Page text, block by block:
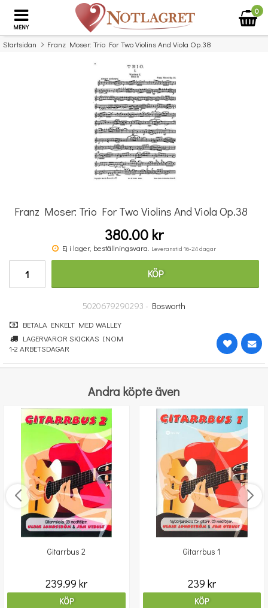
MENY
0
Startsidan Franz Moser: Trio For Two Violins And Viola Op.38
Missa inte detta...
Povel vid pianot
Franz Moser: Trio For Two Violins And Viola Op.38
380.00 kr
Ej i lager, beställningsvara. Leveranstid 16-24 dagar
KÖP
5020679290293 - Bosworth
BETALA ENKELT MED WALLEY
LAGERVAROR SKICKAS INOM
1-2 ARBETSDAGAR
Andra köpte även
Gitarrbus 2
239.99 kr
KÖP
Gitarrbus 1
239 kr
KÖP